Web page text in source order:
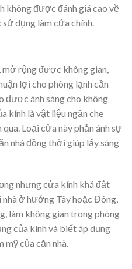
không được đánh giá cao về
dụng làm cửa chính.
rộng được không gian,
lợi cho phòng lạnh cần
được ánh sáng cho không
kính là vật liệu ngăn che
Loại cửa này phản ánh sự
nhà đồng thời giúp lấy sáng
nhưng cửa kính khá đắt
ở hướng Tây hoặc Đông,
làm không gian trong phòng
của kính và biết áp dụng
của căn nhà.